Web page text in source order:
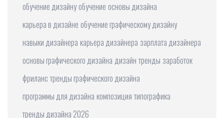
обучение дизайну обучение основы дизайна
карьера в дизайне обучение графическому дизайну
навыки дизайнера карьера дизайнера зарплата дизайнера
основы графического дизайна дизайн тренды заработок
фриланс тренды графического дизайна
программы для дизайна композиция типографика
тренды дизайна 2026